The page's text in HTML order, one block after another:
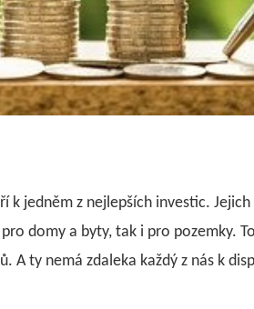
jedněm z nejlepších investic.
domy a byty, tak i pro pozemky.
ty nemá zdaleka každý z nás k